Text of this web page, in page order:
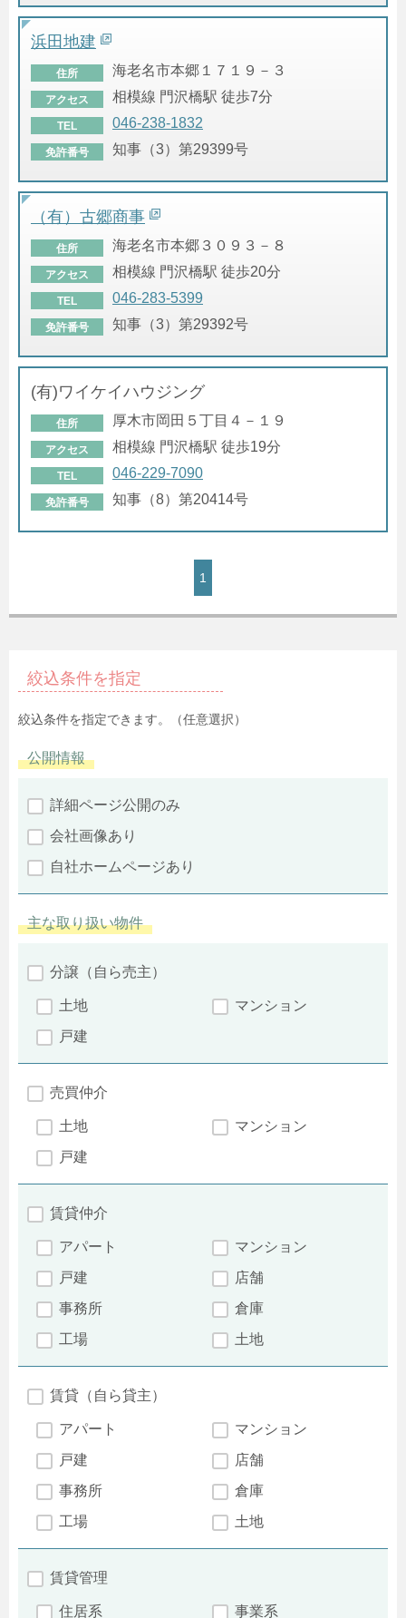
浜田地建
住所 海老名市本郷１７１９－３
アクセス 相模線 門沢橋駅 徒歩7分
TEL 046-238-1832
免許番号 知事（3）第29399号
（有）古郷商事
住所 海老名市本郷３０９３－８
アクセス 相模線 門沢橋駅 徒歩20分
TEL 046-283-5399
免許番号 知事（3）第29392号
(有)ワイケイハウジング
住所 厚木市岡田５丁目４－１９
アクセス 相模線 門沢橋駅 徒歩19分
TEL 046-229-7090
免許番号 知事（8）第20414号
1
絞込条件を指定
絞込条件を指定できます。（任意選択）
公開情報
詳細ページ公開のみ
会社画像あり
自社ホームページあり
主な取り扱い物件
分譲（自ら売主）
土地
マンション
戸建
売買仲介
土地
マンション
戸建
賃貸仲介
アパート
マンション
戸建
店舗
事務所
倉庫
工場
土地
賃貸（自ら貸主）
アパート
マンション
戸建
店舗
事務所
倉庫
工場
土地
賃貸管理
住居系 事業系